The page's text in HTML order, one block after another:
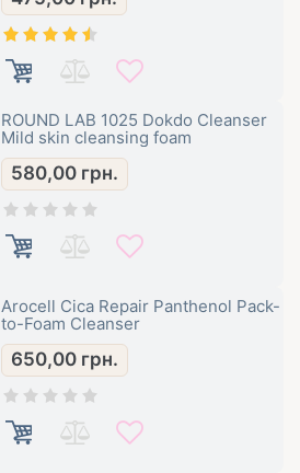
ROUND LAB 1025 Dokdo Cleanser
Mild skin cleansing foam
580,00 грн.
Arocell Cica Repair Panthenol Pack-
to-Foam Cleanser
650,00 грн.